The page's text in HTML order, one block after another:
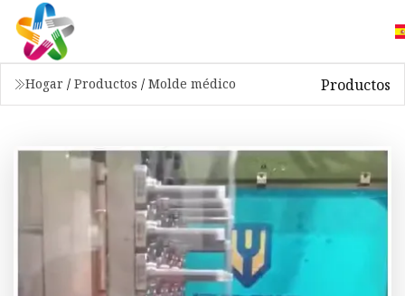
Hogar / Productos / Molde médico Productos